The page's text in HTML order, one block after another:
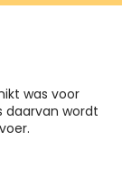
was voor
daarvan wordt